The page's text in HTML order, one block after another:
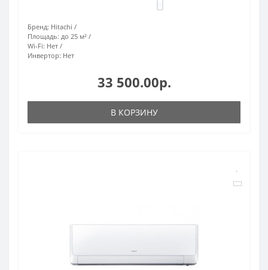
Бренд: Hitachi
Площадь: до 25 м²
Wi-Fi: Нет
Инвертор: Нет
33 500.00р.
В КОРЗИНУ